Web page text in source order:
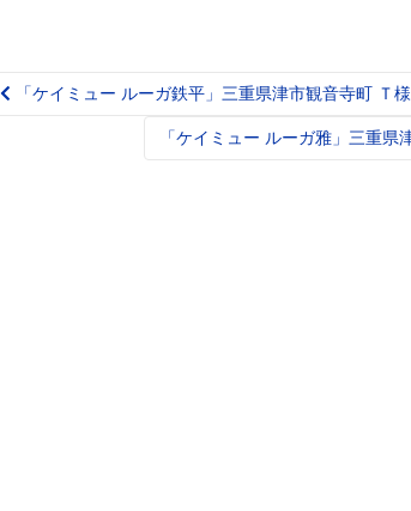
Post
「ケイミュー ルーガ鉄平」三重県津市観音寺町 Ｔ
「ケイミュー ルーガ雅」三重